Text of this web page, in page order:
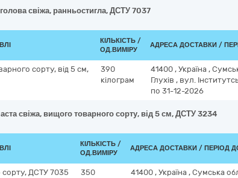
свіжа, ранньостигла, ДСТУ 7037
КІЛЬКІСТЬ /
ОД.ВИМІРУ
АДРЕСА ДОСТАВКИ /
сорту, від 5 см,
390
кілограм
41400 , Україна ,
Глухів , вул.
по 31-12-2026
свіжа, вищого товарного сорту, від 5 см, ДСТУ 3234
КІЛЬКІСТЬ /
ОД.ВИМІРУ
АДРЕСА ДОСТАВКИ / ПЕРІОД
сорту, ДСТУ 7035
350
41400 , Україна , Сумська